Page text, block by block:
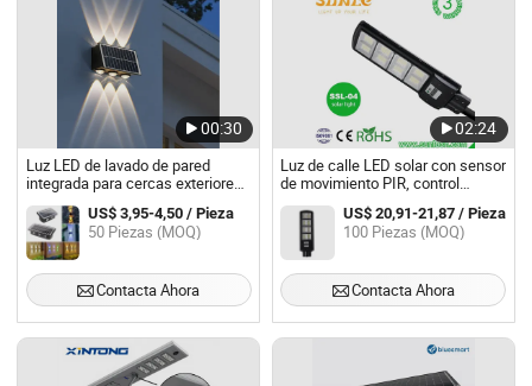
00:30
Luz LED de lavado de pared
integrada para cercas exteriores
de energía solar, lámpara
montada en stockUS$ 3,95-4,50 / Pieza
50 Piezas (MOQ)
Contacta Ahora
02:24
Luz de calle LED solar con sensor
de movimiento PIR, control
remoto inteligente, iluminación de
seguridad exterior a prueba de
agua, lámpara de pared
US$ 20,91-21,87 / Pieza
100 Piezas (MOQ)
Contacta Ahora